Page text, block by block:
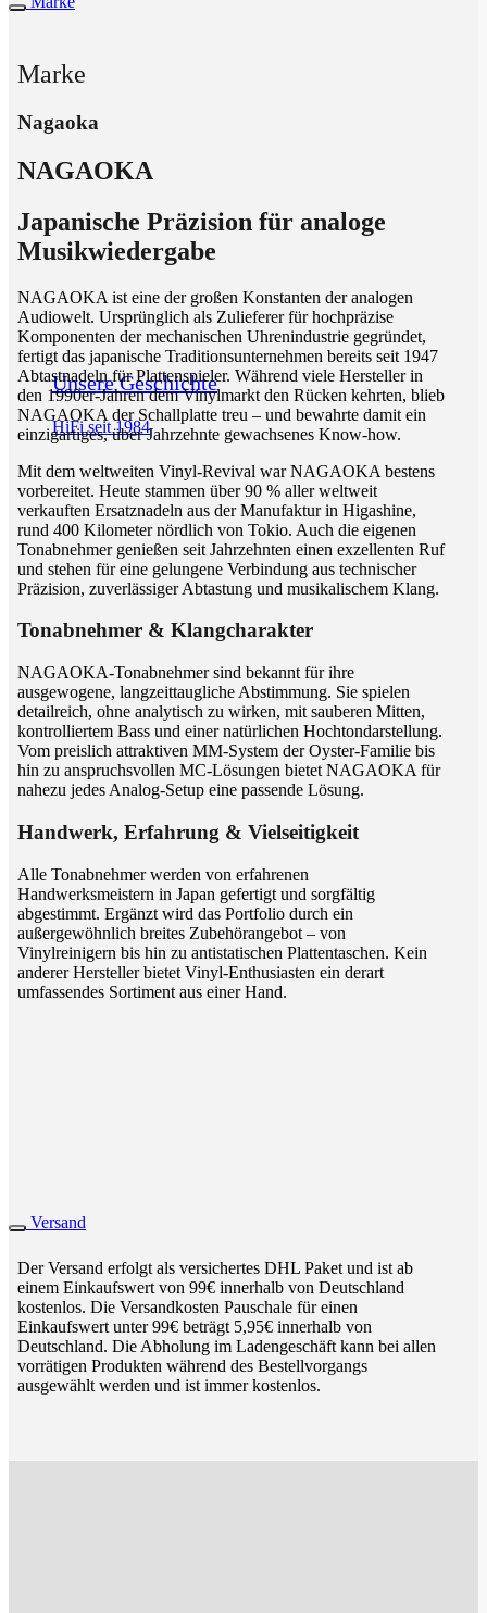
Unsere Geschichte
HiFi seit 1984
Marke
Nagaoka
NAGAOKA
Japanische Präzision für analoge
Musikwiedergabe
NAGAOKA ist eine der großen Konstanten der analogen
Audiowelt. Ursprünglich als Zulieferer für hochpräzise
Komponenten der mechanischen Uhrenindustrie gegründet,
fertigt das japanische Traditionsunternehmen bereits seit 1947
Abtastnadeln für Plattenspieler. Während viele Hersteller in
den 1990er-Jahren dem Vinylmarkt den Rücken kehrten, blieb
NAGAOKA der Schallplatte treu – und bewahrte damit ein
einzigartiges, über Jahrzehnte gewachsenes Know-how.
Mit dem weltweiten Vinyl-Revival war NAGAOKA bestens
vorbereitet. Heute stammen über 90 % aller weltweit
verkauften Ersatznadeln aus der Manufaktur in Higashine,
rund 400 Kilometer nördlich von Tokio. Auch die eigenen
Tonabnehmer genießen seit Jahrzehnten einen exzellenten Ruf
und stehen für eine gelungene Verbindung aus technischer
Präzision, zuverlässiger Abtastung und musikalischem Klang.
Tonabnehmer & Klangcharakter
NAGAOKA-Tonabnehmer sind bekannt für ihre
ausgewogene, langzeittaugliche Abstimmung. Sie spielen
detailreich, ohne analytisch zu wirken, mit sauberen Mitten,
kontrolliertem Bass und einer natürlichen Hochtondarstellung.
Vom preislich attraktiven MM-System der Oyster-Familie bis
hin zu anspruchsvollen MC-Lösungen bietet NAGAOKA für
nahezu jedes Analog-Setup eine passende Lösung.
Handwerk, Erfahrung & Vielseitigkeit
Alle Tonabnehmer werden von erfahrenen
Handwerksmeistern in Japan gefertigt und sorgfältig
abgestimmt. Ergänzt wird das Portfolio durch ein
außergewöhnlich breites Zubehörangebot – von
Vinylreinigern bis hin zu antistatischen Plattentaschen. Kein
anderer Hersteller bietet Vinyl-Enthusiasten ein derart
umfassendes Sortiment aus einer Hand.
Versand
Der Versand erfolgt als versichertes DHL Paket und ist ab
einem Einkaufswert von 99€ innerhalb von Deutschland
kostenlos. Die Versandkosten Pauschale für einen
Einkaufswert unter 99€ beträgt 5,95€ innerhalb von
Deutschland. Die Abholung im Ladengeschäft kann bei allen
vorrätigen Produkten während des Bestellvorgangs
ausgewählt werden und ist immer kostenlos.